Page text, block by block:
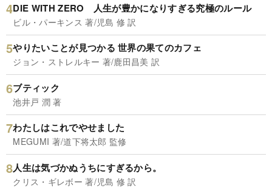
DIE WITH ZERO 人生が豊かになりすぎる究極のルール
ビル・パーキンス 著/児島 修 訳
やりたいことが見つかる 世界の果てのカフェ
ジョン・ストレルキー 著/鹿田昌美 訳
ブティック
池井戸 潤 著
わたしはこれでやせました
MEGUMI 著/道下将太郎 監修
人生は気づかぬうちにすぎるから。
クリス・ギレボー 著/児島 修 訳